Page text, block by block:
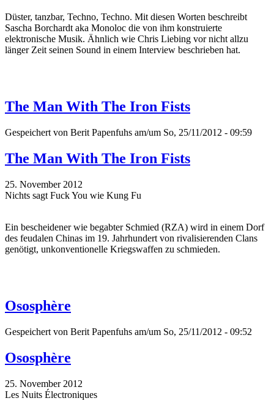
Düster, tanzbar, Techno, Techno. Mit diesen Worten beschreibt
Sascha Borchardt aka Monoloc die von ihm konstruierte
elektronische Musik. Ähnlich wie Chris Liebing vor nicht allzu
länger Zeit seinen Sound in einem Interview beschrieben hat.
The Man With The Iron Fists
Gespeichert von Berit Papenfuhs am/um So, 25/11/2012 - 09:59
The Man With The Iron Fists
25. November 2012
Nichts sagt Fuck You wie Kung Fu
Ein bescheidener wie begabter Schmied (RZA) wird in einem Dorf
des feudalen Chinas im 19. Jahrhundert von rivalisierenden Clans
genötigt, unkonventionelle Kriegswaffen zu schmieden.
Ososphère
Gespeichert von Berit Papenfuhs am/um So, 25/11/2012 - 09:52
Ososphère
25. November 2012
Les Nuits Électroniques